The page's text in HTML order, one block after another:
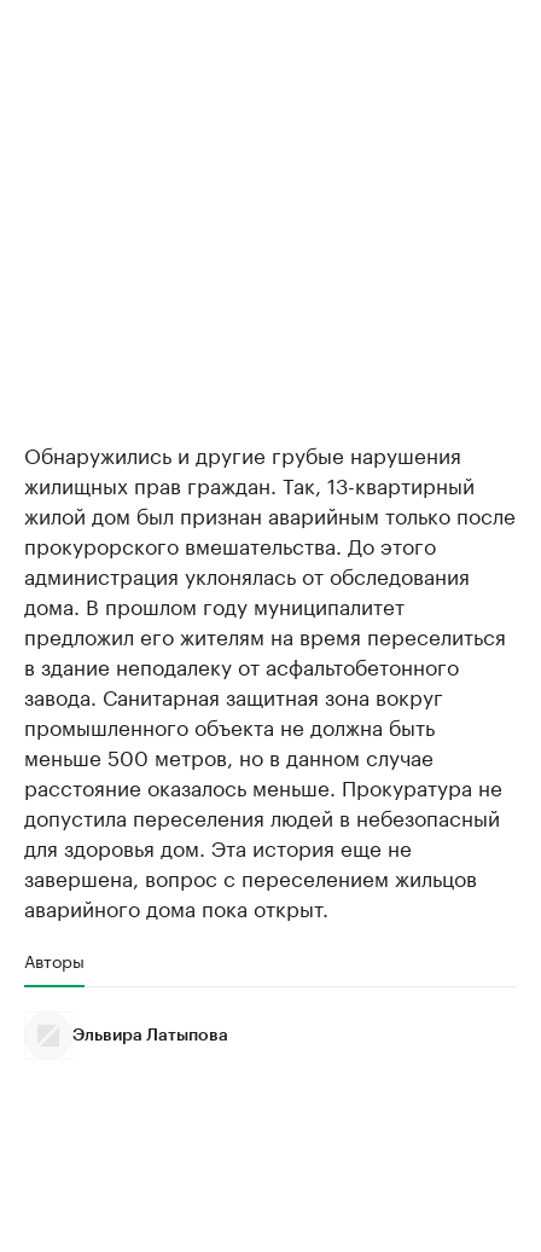
Обнаружились и другие грубые нарушения
жилищных прав граждан. Так, 13-квартирный
жилой дом был признан аварийным только после
прокурорского вмешательства. До этого
администрация уклонялась от обследования
дома. В прошлом году муниципалитет
предложил его жителям на время переселиться
в здание неподалеку от асфальтобетонного
завода. Санитарная защитная зона вокруг
промышленного объекта не должна быть
меньше 500 метров, но в данном случае
расстояние оказалось меньше. Прокуратура не
допустила переселения людей в небезопасный
для здоровья дом. Эта история еще не
завершена, вопрос с переселением жильцов
аварийного дома пока открыт.
Авторы
Эльвира Латыпова